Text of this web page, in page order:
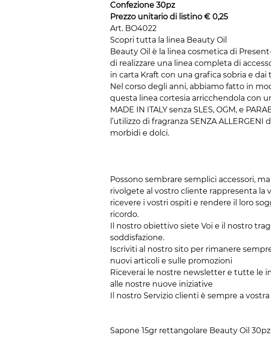
Confezione 30pz
Prezzo unitario di listino € 0,25
Art. BO4022
Scopri tutta la linea Beauty Oil
Beauty Oil è la linea cosmetica di
di realizzare una linea completa di
in carta Kraft con una grafica sobria e dai
Nel corso degli anni, abbiamo fatto in
questa linea cortesia arricchendola con
MADE IN ITALY senza SLES, OGM, e
l’utilizzo di fragranza SENZA ALLERGENI
morbidi e dolci.
Possono sembrare semplici accessori,
rivolgete al vostro cliente rappresenta la
ricevere i vostri ospiti e rendere il loro
ricordo.
Il nostro obiettivo siete Voi e il nostro
soddisfazione.
Iscriviti al nostro sito per rimanere
nuovi articoli e sulle promozioni
Riceverai le nostre newsletter e tutte le
alle nostre nuove iniziative
Il nostro Servizio clienti è sempre a
Sapone 15gr rettangolare Beauty Oil 30pz